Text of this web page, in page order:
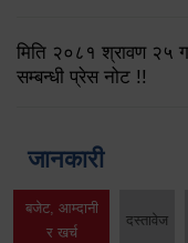
मिति २०८१ श्रावण २५
सम्बन्धी प्रेस नोट !!
जानकारी
बजेट, आम्दानी
र खर्च
दस्तावेज